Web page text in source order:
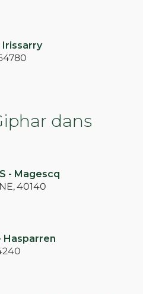
Irissarry
dans
- Magescq
40140
Hasparren